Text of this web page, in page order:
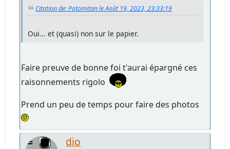
Citation de: Potomitan le Août 19, 2023, 23:33:19
Oui... et (quasi) non sur le papier.
Faire preuve de bonne foi t'aurai épargné ces
raisonnements rigolo
Prend un peu de temps pour faire des photos
dio